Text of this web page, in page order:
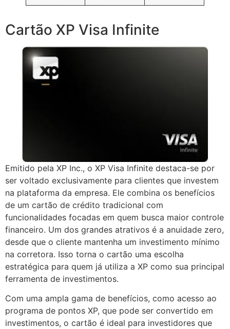
Cartão XP Visa Infinite
Emitido pela XP Inc., o XP Visa Infinite destaca-se por
ser voltado exclusivamente para clientes que investem
na plataforma da empresa. Ele combina os benefícios
de um cartão de crédito tradicional com
funcionalidades focadas em quem busca maior controle
financeiro. Um dos grandes atrativos é a anuidade zero,
desde que o cliente mantenha um investimento mínimo
na corretora. Isso torna o cartão uma escolha
estratégica para quem já utiliza a XP como sua principal
ferramenta de investimentos.
Com uma ampla gama de benefícios, como acesso ao
programa de pontos XP, que pode ser convertido em
investimentos, o cartão é ideal para investidores que